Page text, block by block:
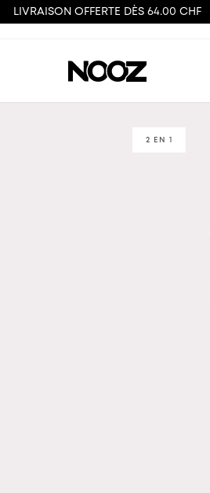
LIVRAISON OFFERTE DÈS 64.00 CHF
2 EN 1